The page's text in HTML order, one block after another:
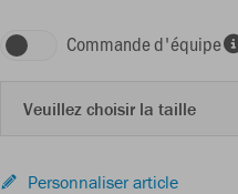
Commande d'équipe
Veuillez choisir la taille
Personnaliser article